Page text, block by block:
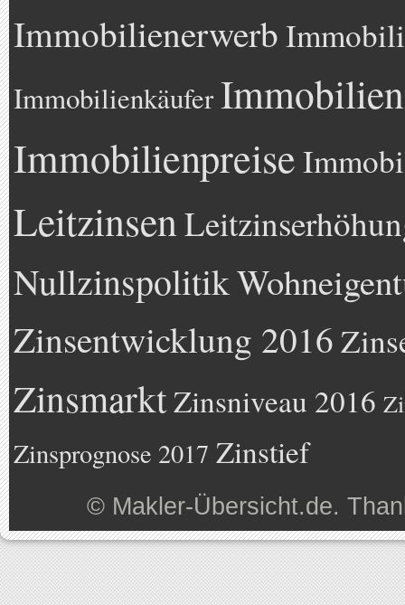
Immobilienerwerb
Immobilienkäufer
Immobilienpreise
Leitzinsen
Nullzinspolitik
Zinsentwicklung 2016
ZinsmarktZinsniveau 2016
Zinsprognose 2017 Zinstief
© Makler-Übersicht.de.